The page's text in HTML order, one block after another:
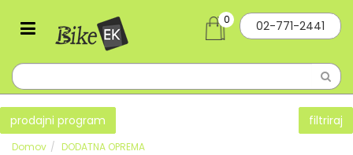
02-771-2441
0
prodajni program filtriraj
Domov DODATNA OPREMA